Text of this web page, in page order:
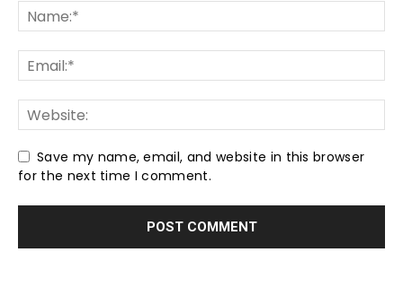
Save my name, email, and website in this browser
for the next time I comment.